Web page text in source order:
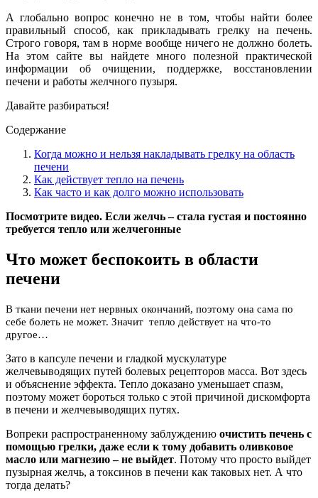
А глобально вопрос конечно не в том, чтобы найти более
правильный способ, как прикладывать грелку на печень.
Строго говоря, там в норме вообще ничего не должно болеть.
На этом сайте вы найдете много полезной практической
информации об очищении, поддержке, восстановлении
печени и работы желчного пузыря.
Давайте разбираться!
Содержание
Когда можно и нельзя накладывать грелку на область
печени
Как действует тепло на печень
Как часто и как долго можно использовать
Посмотрите видео. Если желчь – стала густая и постоянно
требуется тепло или желчегонные
Что может беспокоить в области
печени
В ткани печени нет нервных окончаний, поэтому она сама по
себе болеть не может. Значит тепло действует на что-то
другое…
Зато в капсуле печени и гладкой мускулатуре
желчевыводящих путей болевых рецепторов масса. Вот здесь
и объяснение эффекта. Тепло доказано уменьшает спазм,
поэтому может бороться только с этой причиной дискомфорта
в печени и желчевыводящих путях.
Вопреки распространенному заблуждению очистить печень с
помощью грелки, даже если к тому добавить оливковое
масло или магнезию – не выйдет. Потому что просто выйдет
пузырная желчь, а токсинов в печени как таковых нет. А что
тогда делать?